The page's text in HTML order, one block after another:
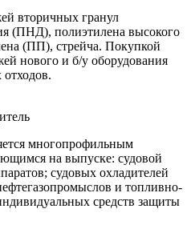
вторичных гранул
(ПНД), полиэтилена высокого
(ПП), стрейча. Покупкой
нового и б/у оборудования
многопрофильным
на выпуске: судовой
судовых охладителей
и топливно-
средств защиты